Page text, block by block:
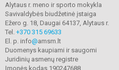
Alytaus r. meno ir sporto mokykla
Savivaldybės biudžetinė įstaiga
Ežero g. 18, Daugai 64137, Alytaus r.
Tel. +370 315 69633
El. p. info@amsm.lt
Duomenys kaupiami ir saugomi
Juridinių asmenų registre
Įmonės kodas 190247688